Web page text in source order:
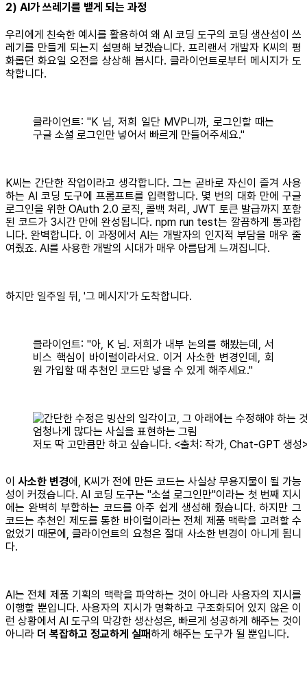
2) AI가 쓰레기를 뱉게 되는 과정
우리에게 친숙한 예시를 활용하여 왜 AI 코딩 도구의 코딩 생산성이 쓰
레기를 만들게 되는지 설명해 보겠습니다. 프리랜서 개발자 K씨의 평
화롭던 화요일 오전을 상상해 봅시다. 클라이언트로부터 메시지가 도
착합니다.
클라이언트: "K 님, 저희 일단 MVP니까, 로그인할 때는
구글 소셜 로그인만 넣어서 빠르게 만들어주세요."
K씨는 간단한 작업이라고 생각합니다. 그는 곧바로 자신이 즐겨 사용
하는 AI 코딩 도구에 프롬프트를 입력합니다. 몇 번의 대화 만에 구글
로그인을 위한 OAuth 2.0 로직, 콜백 처리, JWT 토큰 발급까지 포함
된 코드가 3시간 만에 완성됩니다. npm run test는 깔끔하게 통과합
니다. 완벽합니다. 이 과정에서 AI는 개발자의 인지적 부담을 매우 줄
여줬죠. AI를 사용한 개발의 시대가 매우 아름답게 느껴집니다.
하지만 일주일 뒤, '그 메시지'가 도착합니다.
클라이언트: "아, K 님. 저희가 내부 논의를 해봤는데, 서
비스 핵심이 바이럴이라서요. 이거 사소한 변경인데, 회
원 가입할 때 추천인 코드만 넣을 수 있게 해주세요."
저도 딱 고만큼만 하고 싶습니다. <출처: 작가, Chat-GPT 생성
이 사소한 변경에, K씨가 전에 만든 코드는 사실상 무용지물이 될 가능
성이 커졌습니다. AI 코딩 도구는 "소셜 로그인만"이라는 첫 번째 지시
에는 완벽히 부합하는 코드를 아주 쉽게 생성해 줬습니다. 하지만 그
코드는 추천인 제도를 통한 바이럴이라는 전체 제품 맥락을 고려할 수
없었기 때문에, 클라이언트의 요청은 절대 사소한 변경이 아니게 됩니
다.
AI는 전체 제품 기획의 맥락을 파악하는 것이 아니라 사용자의 지시를
이행할 뿐입니다. 사용자의 지시가 명확하고 구조화되어 있지 않은 이
런 상황에서 AI 도구의 막강한 생산성은, 빠르게 성공하게 해주는 것이
아니라 더 복잡하고 정교하게 실패하게 해주는 도구가 될 뿐입니다.